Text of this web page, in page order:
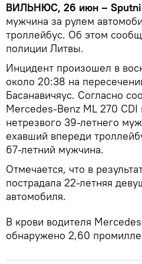
ВИЛЬНЮС, 26 июн –
мужчина за рулем
троллейбус. Об этом
полиции Литвы.
Инцидент произошел в
около 20:38 на
Басанавичяус. Согласно
Mercedes-Benz ML 270
нетрезвого 39-летнего
ехавший впереди
67-летний мужчина.
Отмечается, что в
пострадала 22-летняя
автомобиля.
В крови водителя
обнаружено 2,60 промилле